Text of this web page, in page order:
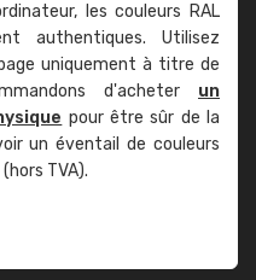
les couleurs RAL
authentiques. Utilisez
uniquement à titre de
d'acheter un
pour être sûr de la
un éventail de couleurs
(hors TVA).